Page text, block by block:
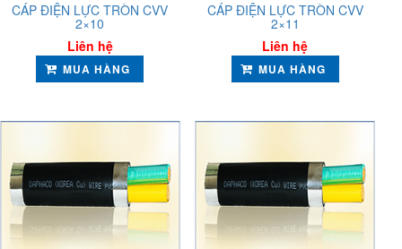
CÁP ĐIỆN LỰC TRÒN CVV
2×10
Liên hệ
MUA HÀNG
CÁP ĐIỆN LỰC TRÒN CVV
2×11
Liên hệ
MUA HÀNG